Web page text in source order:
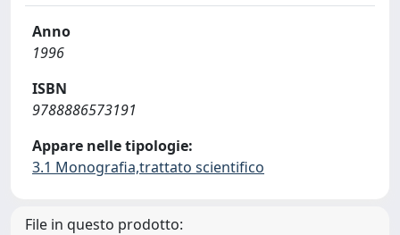
Anno
1996
ISBN
9788886573191
Appare nelle tipologie:
3.1 Monografia,trattato scientifico
File in questo prodotto: